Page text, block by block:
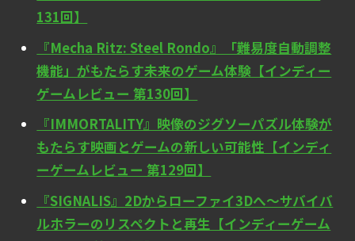
131回】
『Mecha Ritz: Steel Rondo』「難易度自動調整
機能」がもたらす未来のゲーム体験【インディー
ゲームレビュー 第130回】
『IMMORTALITY』映像のジグソーパズル体験が
もたらす映画とゲームの新しい可能性【インディ
ーゲームレビュー 第129回】
『SIGNALIS』2Dからローファイ3Dへ～サバイバ
ルホラーのリスペクトと再生【インディーゲーム